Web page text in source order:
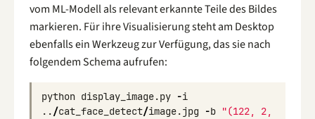
vom ML-Modell als relevant erkannte Teile des Bildes
markieren. Für ihre Visualisierung steht am Desktop
ebenfalls ein Werkzeug zur Verfügung, das sie nach
folgendem Schema aufrufen:
python display_image.py -i
../cat_face_detect/image.jpg -b "(122, 2,